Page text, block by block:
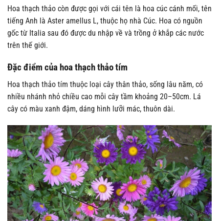
Hoa thạch thảo còn được gọi với cái tên là hoa cúc cánh mối, tên
tiếng Anh là Aster amellus L, thuộc họ nhà Cúc. Hoa có nguồn
gốc từ Italia sau đó được du nhập về và trồng ở khắp các nước
trên thế giới.
Đặc điểm của hoa thạch thảo tím
Hoa thạch thảo tím thuộc loại cây thân thảo, sống lâu năm, có
nhiều nhánh nhỏ chiều cao mỗi cây tầm khoảng 20–50cm. Lá
cây có màu xanh đậm, dáng hình lưỡi mác, thuôn dài.